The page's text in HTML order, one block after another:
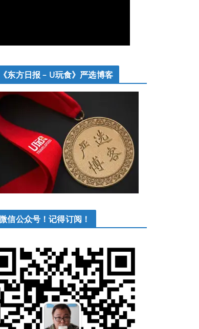
东方日报 – U玩食》严选博客
信公众号！记得订阅！